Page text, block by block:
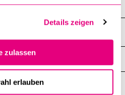
Details zeigen
zulassen
erlauben